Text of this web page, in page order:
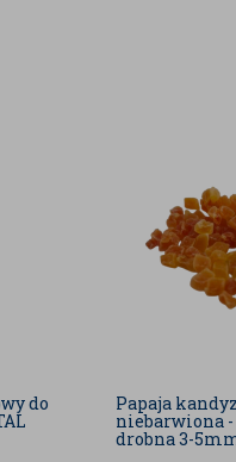
do Papaja
niebarwiona -
drobna 3-